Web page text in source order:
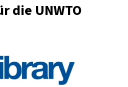
die UNWTO